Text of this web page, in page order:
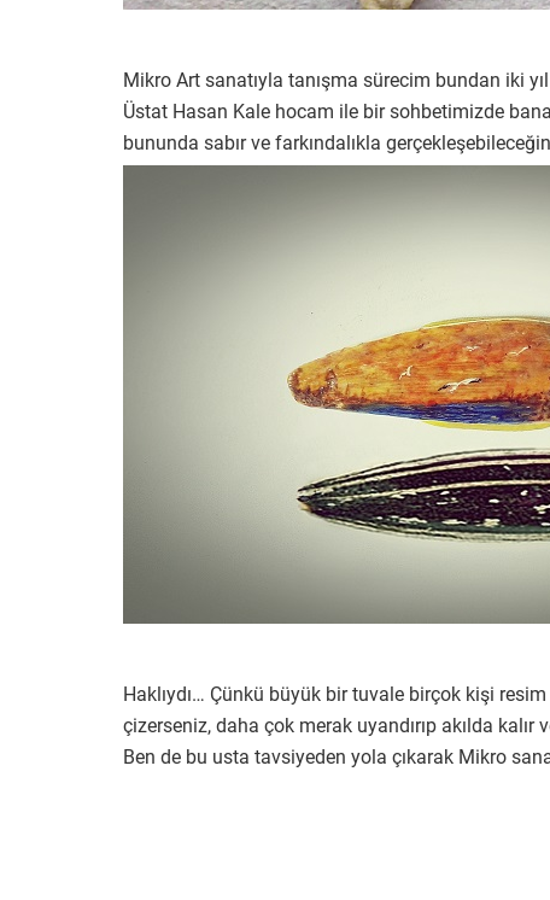
Mikro Art sanatıyla tanışma sürecim bundan iki
Üstat Hasan Kale hocam ile bir sohbetimizde
bununda sabır ve farkındalıkla
Haklıydı… Çünkü büyük bir tuvale birçok kişi
çizerseniz, daha çok merak uyandırıp akılda kalır
Ben de bu usta tavsiyeden yola çıkarak Mikro